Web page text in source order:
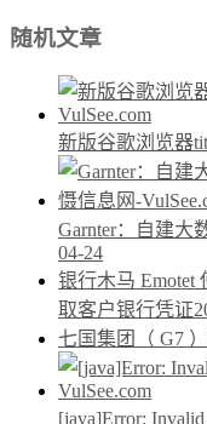
随机文章
新版谷歌浏览器
Garnter：自建大
04-24
银行木马 Emotet
取客户银行凭证
七国集团（ G7
[java]Error: